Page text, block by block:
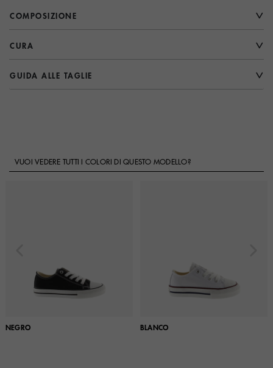
COMPOSIZIONE
CURA
GUIDA ALLE TAGLIE
VUOI VEDERE TUTTI I COLORI DI QUESTO MODELLO?
NEGRO BLANCO